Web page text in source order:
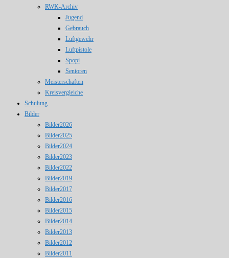
RWK-Archiv
Jugend
Gebrauch
Luftgewehr
Luftpistole
Spopi
Senioren
Meisterschaften
Kreisvergleiche
Schulung
Bilder
Bilder2026
Bilder2025
Bilder2024
Bilder2023
Bilder2022
Bilder2019
Bilder2017
Bilder2016
Bilder2015
Bilder2014
Bilder2013
Bilder2012
Bilder2011